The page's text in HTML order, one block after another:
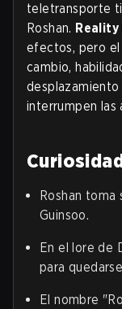
teletransporte
Roshan.
efectos, pero el
cambio,
interrumpen las
Roshan
Guinsoo.
En el lore de
para
El nombre